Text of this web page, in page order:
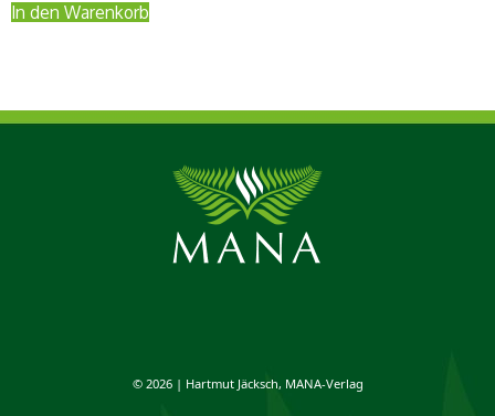
In den Warenkorb
© 2026 | Hartmut Jäcksch, MANA-Verlag